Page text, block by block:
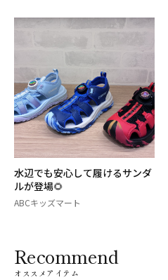
水辺でも安心して履けるサンダ
ルが登場🌻
ABCキッズマート
Recommend
オススメアイテム